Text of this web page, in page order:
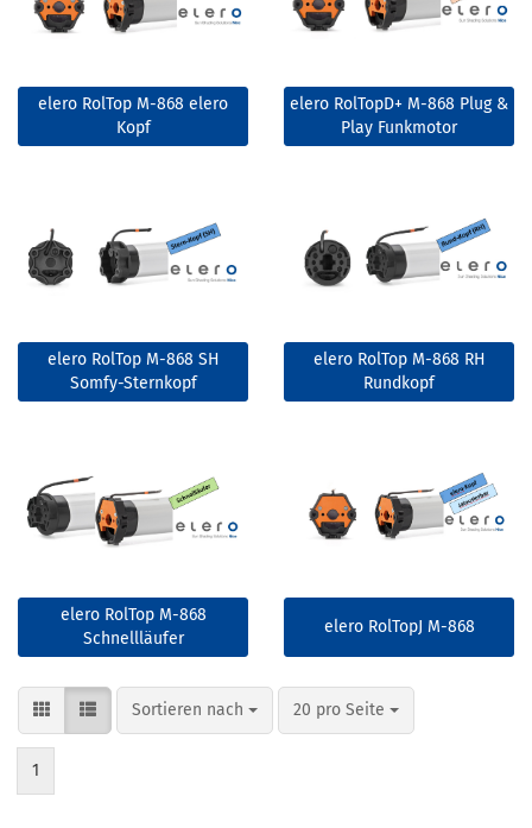
elero RolTop M-868 elero
Kopf
elero RolTopD+ M-868 Plug &
Play Funkmotor
elero RolTop M-868 SH
Somfy-Sternkopf
elero RolTop M-868 RH
Rundkopf
elero RolTop M-868
Schnellläufer
elero RolTopJ M-868
Sortieren nach
Sortieren nach 20 pro Seite
pro Seite
1